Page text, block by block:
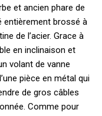
et ancien phare de
entièrement brossé à
de l’acier. Grace à
en inclinaison et
volant de vanne
pièce en métal qui
de gros câbles
Comme pour